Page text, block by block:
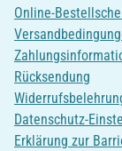
Online-
Rücksendung
Datenschutz-
Erklärung zur